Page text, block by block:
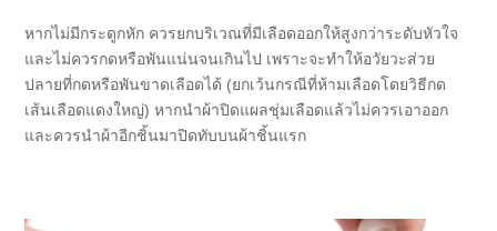
หากไม่มีกระดูกหัก ควรยกบริเวณที่มีเลือดออกให้สูงกว่าระดับหัวใจ
และไม่ควรกดหรือพันแน่นจนเกินไป เพราะจะทำให้อวัยวะส่วย
ปลายที่กดหรือพันขาดเลือดได้ (ยกเว้นกรณีที่ห้ามเลือดโดยวิธีกด
เส้นเลือดแดงใหญ่) หากนำผ้าปิดแผลชุ่มเลือดแล้วไม่ควรเอาออก
และควรนำผ้าอีกชิ้นมาปิดทับบนผ้าชิ้นแรก